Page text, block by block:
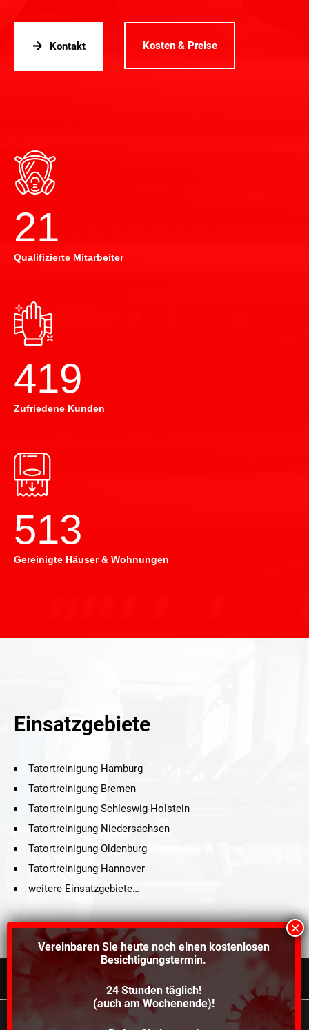
Kontakt Kosten & Preise
22
Qualifizierte Mitarbeiter
420
Zufriedene Kunden
514
Gereinigte Häuser & Wohnungen
Einsatzgebiete
Tatortreinigung Hamburg
Tatortreinigung Bremen
Tatortreinigung Schleswig-Holstein
Tatortreinigung Niedersachsen
Tatortreinigung Oldenburg
Tatortreinigung Hannover
weitere Einsatzgebiete…
©2021 Schröders Service Team Nord, All Rights Reserved.
Schroeder Service Team Nord
Vereinbaren Sie heute noch einen kostenlosen
Besichtigungstermin.
24 Stunden täglich!
(auch am Wochenende)!